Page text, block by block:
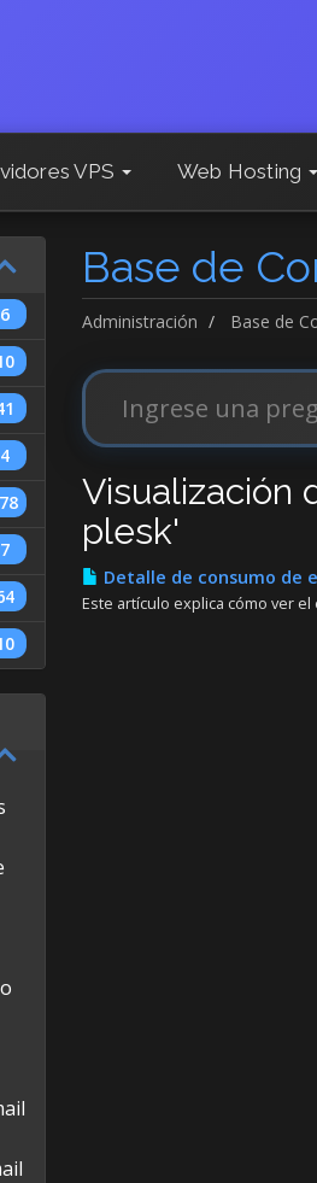
VPS Web Hosting
Base de
Administración Base de
6
4
7
Visualización
plesk'
Detalle de consumo de
Este artículo explica cómo ver